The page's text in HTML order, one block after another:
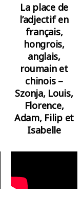
La place de
l’adjectif en
français,
hongrois,
anglais,
roumain et
chinois –
Szonja, Louis,
Florence,
Adam, Filip et
Isabelle